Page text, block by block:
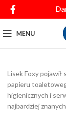
MENU
Lisek Foxy pojawił
papieru
higienicznych i
najbardziej